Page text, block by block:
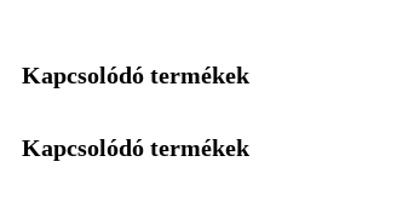
Kapcsolódó termékek
Kapcsolódó termékek